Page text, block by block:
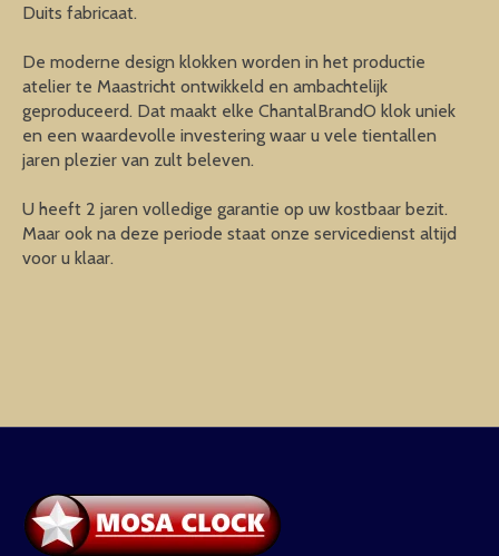
Duits fabricaat.
De moderne design klokken worden in het productie
atelier te Maastricht ontwikkeld en ambachtelijk
geproduceerd. Dat maakt elke ChantalBrandO klok uniek
en een waardevolle investering waar u vele tientallen
jaren plezier van zult beleven.
U heeft 2 jaren volledige garantie op uw kostbaar bezit.
Maar ook na deze periode staat onze servicedienst altijd
voor u klaar.